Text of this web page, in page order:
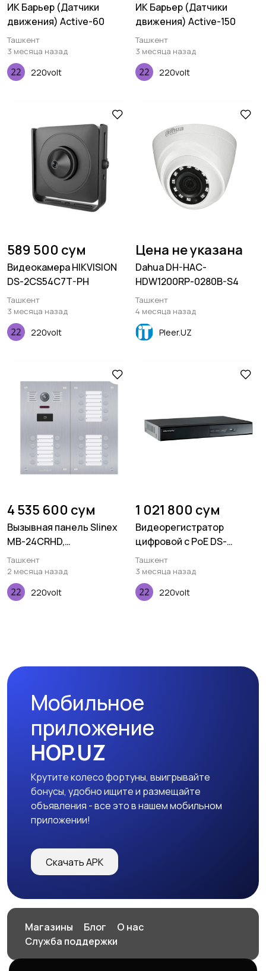
ИК Барьер (Датчики
движения) Active-60
Ташкент
3 месяца назад
220volt
ИК Барьер (Датчики
движения) Active-150
Ташкент
3 месяца назад
220volt
589 500 сум
Видеокамера HIKVISION
DS-2CS54C7T-PH
Ташкент
3 месяца назад
220volt
Цена не указана
Dahua DH-HAC-
HDW1200RP-0280B-S4
Ташкент
4 месяца назад
Pleer.UZ
4 535 600 сум
Вызывная панель Slinex
MB-24CRHD,
многоабонентская, 2MP,
140 градусов,
серебристый
Ташкент
2 месяца назад
220volt
1 021 800 сум
Видеорегистратор
цифровой c PoE DS-
7108NI-Q1/8P/M
Ташкент
3 месяца назад
220volt
Мобильное
приложение
HOP.UZ
Крутите колесо фортуны, выигрывайте
бонусы, удобно ищите и размещайте
объявления - все это в нашем мобильном
приложении!
Скачать APK
Магазины Блог
О нас
Служба поддержки